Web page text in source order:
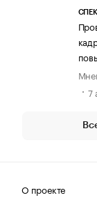
7
О проекте